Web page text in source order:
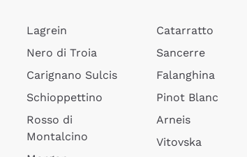
Lagrein
Nero di Troia
Carignano Sulcis
Schioppettino
Rosso di
Montalcino
Catarratto
Sancerre
Falanghina
Pinot Blanc
Arneis
Vitovska